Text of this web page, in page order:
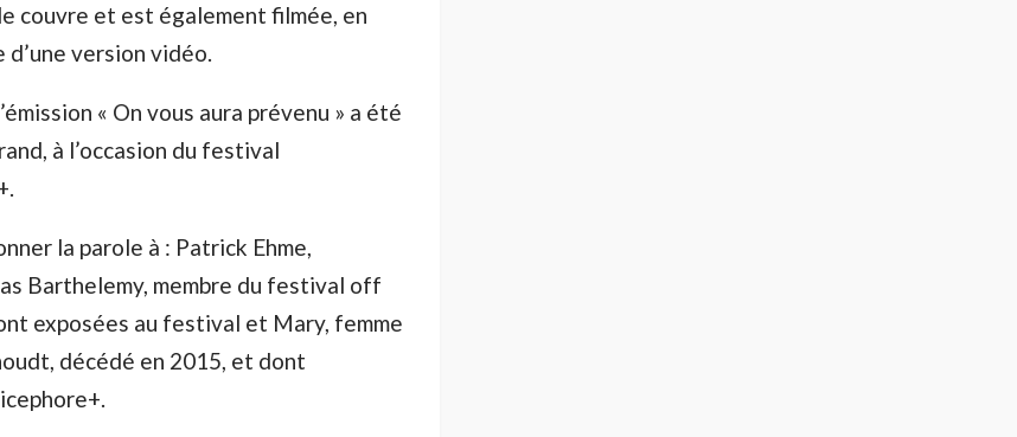
couvre et est également filmée, en
d’une version vidéo.
« On vous aura prévenu » a été
à l’occasion du festival
la parole à : Patrick Ehme,
Barthelemy, membre du festival off
exposées au festival et Mary, femme
décédé en 2015, et dont